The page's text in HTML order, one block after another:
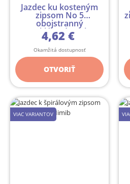
Jazdec ku kosteným
zipsom No 5
obojstranný
preklápací - 10 ks
4,62 €
Okamžitá dostupnosť
OTVORIŤ
VIAC VARIANTOV